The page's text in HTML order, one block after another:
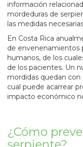
información
mordeduras de
las medidas
En Costa Rica
de envenenamientos
humanos, de los
de los pacientes. Un
mordidas quedan
cual puede acarrear
impacto económico
¿Cómo